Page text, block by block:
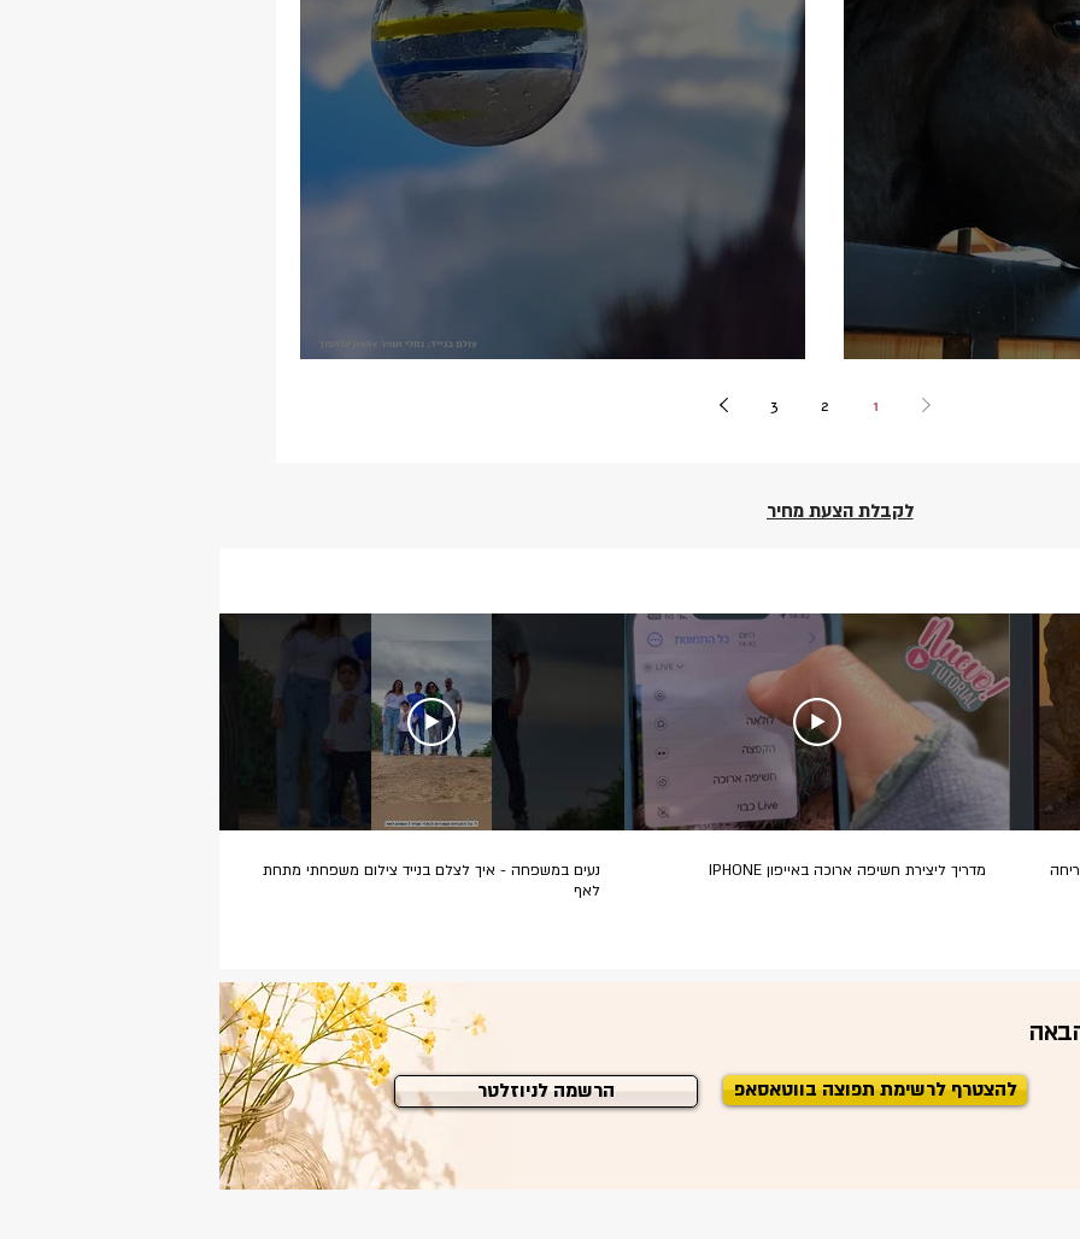
בכוחות מנוגדים
1
2
3
לקבלת הצעת מחיר
מדריך ליצירת חשיפה ארוכה באייפון IPHONE
נעים במשפחה - איך לצלם בנייד צילום משפחתי מתחת
לאף
להצטרף לרשימת תפוצה בווטאסאפ הרשמה לניוזלטר